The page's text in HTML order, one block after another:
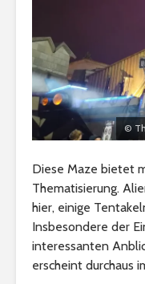
©
Diese Maze bietet
Thematisierung.
hier, einige
Insbesondere der
interessanten
erscheint durchaus